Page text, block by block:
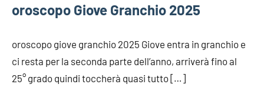
oroscopo Giove Granchio 2025
oroscopo giove granchio 2025 Giove entra in granchio e
ci resta per la seconda parte dell’anno, arriverà fino al
25° grado quindi toccherà quasi tutto […]